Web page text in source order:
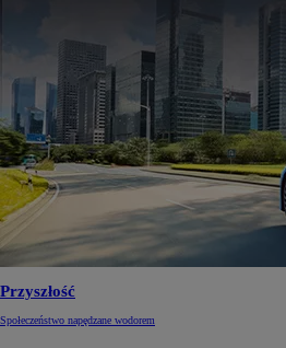
Przyszłość
Społeczeństwo napędzane wodorem